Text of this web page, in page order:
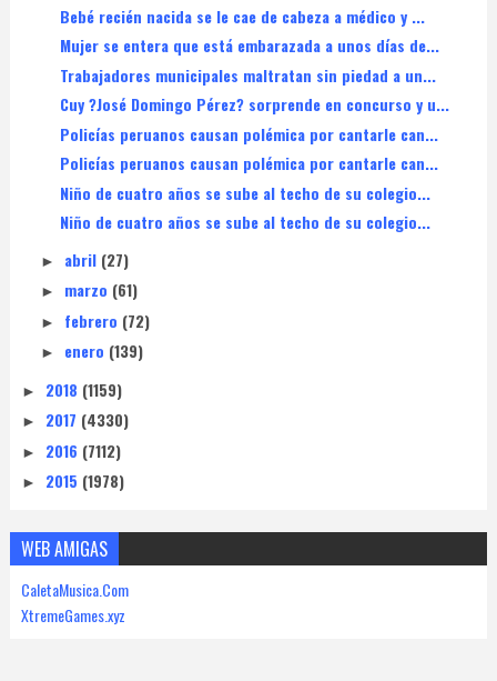
Bebé recién nacida se le cae de cabeza a médico y ...
Mujer se entera que está embarazada a unos días de...
Trabajadores municipales maltratan sin piedad a un...
Cuy ?José Domingo Pérez? sorprende en concurso y u...
Policías peruanos causan polémica por cantarle can...
Policías peruanos causan polémica por cantarle can...
Niño de cuatro años se sube al techo de su colegio...
Niño de cuatro años se sube al techo de su colegio...
► abril (27)
► marzo (61)
► febrero (72)
► enero (139)
► 2018 (1159)
► 2017 (4330)
► 2016 (7112)
► 2015 (1978)
WEB AMIGAS
CaletaMusica.Com
XtremeGames.xyz